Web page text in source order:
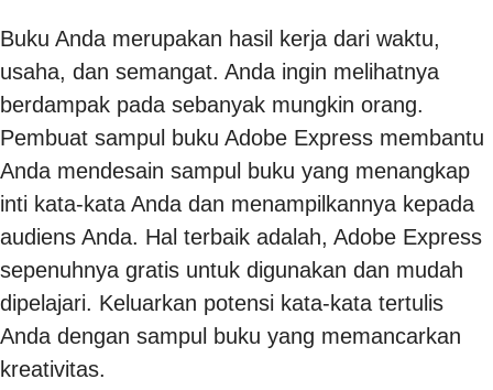
Buku Anda merupakan hasil kerja dari waktu,
usaha, dan semangat. Anda ingin melihatnya
berdampak pada sebanyak mungkin orang.
Pembuat sampul buku Adobe Express membantu
Anda mendesain sampul buku yang menangkap
inti kata-kata Anda dan menampilkannya kepada
audiens Anda. Hal terbaik adalah, Adobe Express
sepenuhnya gratis untuk digunakan dan mudah
dipelajari. Keluarkan potensi kata-kata tertulis
Anda dengan sampul buku yang memancarkan
kreativitas.